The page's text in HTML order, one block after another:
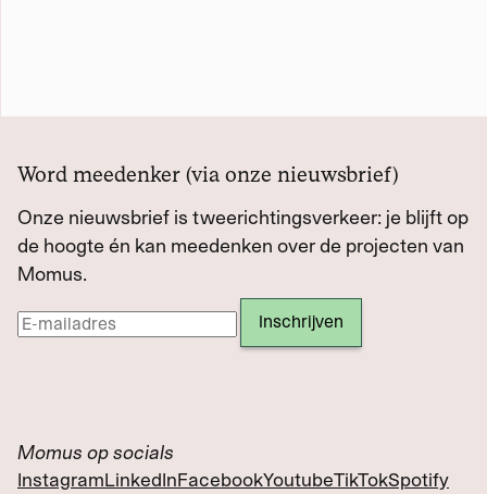
Word meedenker (via onze nieuwsbrief)
Onze nieuwsbrief is tweerichtingsverkeer: je blijft op
de hoogte én kan meedenken over de projecten van
Momus.
Momus op socials
InstagramLinkedInFacebookYoutubeTikTokSpotify